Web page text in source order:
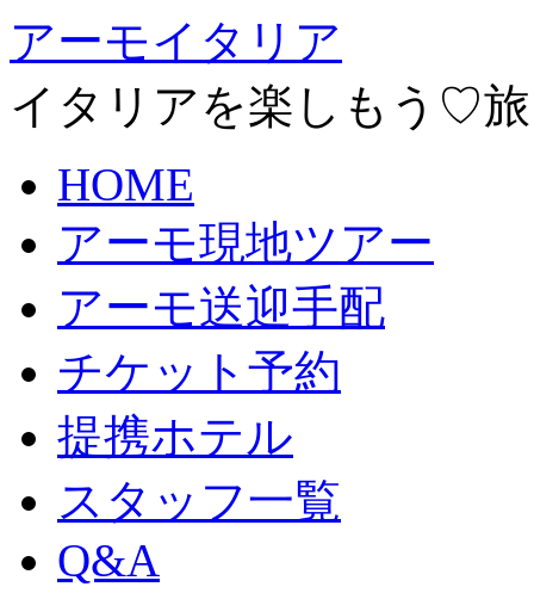
アーモイタリア
イタリアを楽しもう♡
HOME
アーモ現地ツアー
アーモ送迎手配
チケット予約
提携ホテル
スタッフ一覧
Q&A